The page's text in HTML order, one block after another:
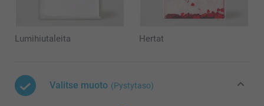
Lumihiutaleita Hertat
Valitse muoto (Pystytaso)